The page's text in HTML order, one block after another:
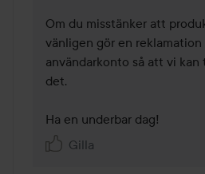
Om du misstänker att
vänligen gör en
användarkonto så att vi kan
det.
Ha en underbar dag!
Gilla